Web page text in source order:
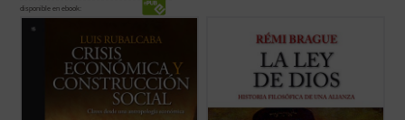
disponible en ebook:
La actual crisis económica tiene un
trasfondo antropológico. Este libro discute
las raíces tanto técnicas como culturales
que han conducido a la situación actual,
tanto en el contexto internacional como en
el caso particular de España. ... (ver ficha)
Hoy la idea de ley divina se ha vuelto
extraña e incluso, para algunos, ofensiva.
Sin embargo, ha dominado las creencias y
las costumbres durante casi tres milenios.
La alianza entre Dios y la ley, forjada en la
Grecia antigua y en la tradición ... (ver